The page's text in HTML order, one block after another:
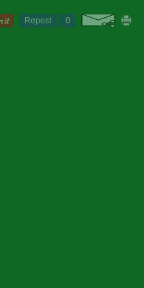
Repost 0